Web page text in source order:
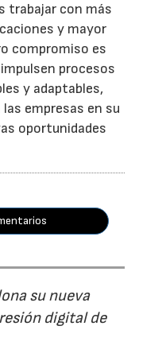
trabajar con más
y mayor
compromiso es
procesos
y adaptables,
empresas en su
oportunidades
su nueva
digital de